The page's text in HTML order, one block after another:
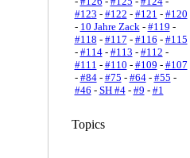
#123 - #122 - #121 - #120
- 10 Jahre Zack- #119 -
#118 - #117 - #116 - #115
- #114- #113 - #112 -
#111 - #110 - #109 - #107
- #84- #75 - #64- #55 -
#46 - SH #4- #9 - #1
Topics